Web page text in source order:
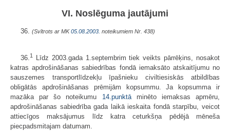
VI. Noslēguma jautājumi
36. (Svītrots ar MK05.08.2003. noteikumiem Nr. 438)
36.1
Līdz 2003.gada 1.septembrim tiek veikts pārrēķins, nosakot
katras apdrošināšanas sabiedrības fondā iemaksāto atskaitījumu no
sauszemes transportlīdzekļu īpašnieku civiltiesiskās atbildības
obligātās apdrošināšanas prēmijām kopsummu. Ja kopsumma ir
mazāka par šo noteikumu 14.punktāminēto iemaksas apmēru,
apdrošināšanas sabiedrība gada laikā ieskaita fondā starpību, veicot
attiecīgos maksājumus līdz katra ceturkšņa pēdējā mēneša
piecpadsmitajam datumam.